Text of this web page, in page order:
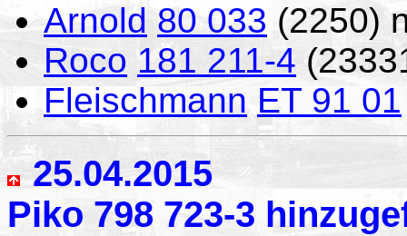
Arnold 80 033 (2250)
Roco 181 211-4
Fleischmann ET 91 01
25.04.2015
Piko 798 723-3